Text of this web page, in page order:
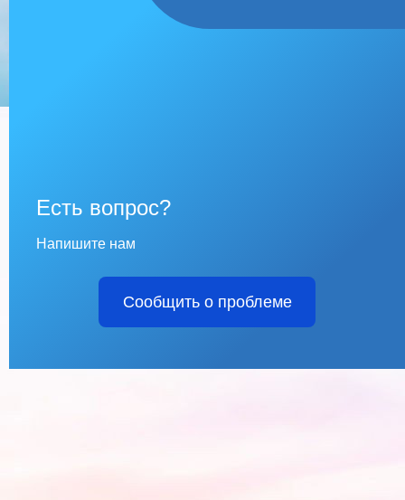
Есть вопрос?
Напишите нам
Сообщить о проблеме